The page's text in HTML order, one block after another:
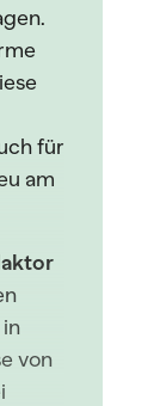
für
am
von